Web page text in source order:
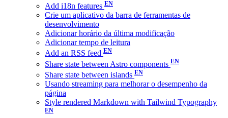
Add i18n features
Crie um aplicativo da barra de ferramentas de
desenvolvimento
Adicionar horário da última modificação
Adicionar tempo de leitura
Add an RSS feed
Share state between Astro components
Share state between islands
Usando streaming para melhorar o desempenho da
página
Style rendered Markdown with Tailwind Typography